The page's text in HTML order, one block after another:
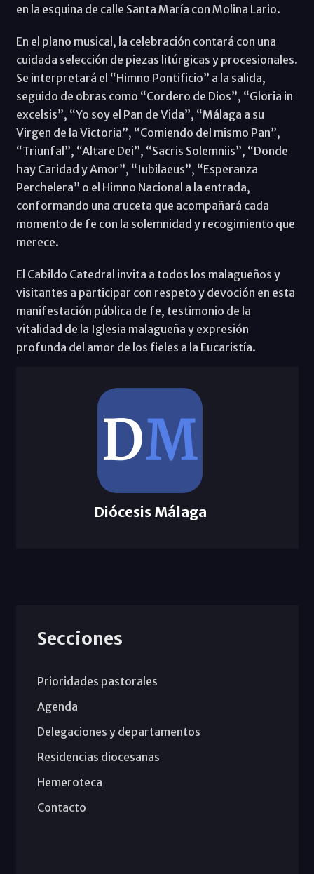
en la esquina de calle Santa María con Molina Lario.
En el plano musical, la celebración contará con una
cuidada selección de piezas litúrgicas y procesionales.
Se interpretará el “Himno Pontificio” a la salida,
seguido de obras como “Cordero de Dios”, “Gloria in
excelsis”, “Yo soy el Pan de Vida”, “Málaga a su
Virgen de la Victoria”, “Comiendo del mismo Pan”,
“Triunfal”, “Altare Dei”, “Sacris Solemniis”, “Donde
hay Caridad y Amor”, “Iubilaeus”, “Esperanza
Perchelera” o el Himno Nacional a la entrada,
conformando una cruceta que acompañará cada
momento de fe con la solemnidad y recogimiento que
merece.
El Cabildo Catedral invita a todos los malagueños y
visitantes a participar con respeto y devoción en esta
manifestación pública de fe, testimonio de la
vitalidad de la Iglesia malagueña y expresión
profunda del amor de los fieles a la Eucaristía.
Diócesis Málaga
Secciones
Prioridades pastorales
Agenda
Delegaciones y departamentos
Residencias diocesanas
Hemeroteca
Contacto